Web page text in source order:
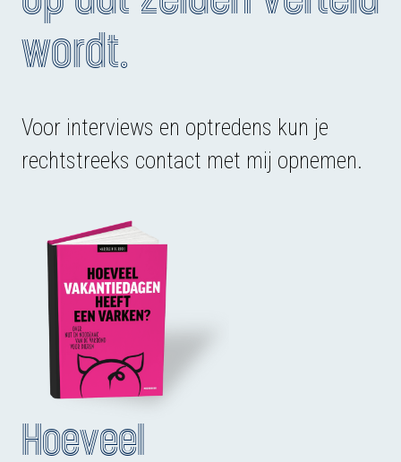
wordt.
Voor interviews en optredens kun je
rechtstreeks contact met mij opnemen.
Hoeveel